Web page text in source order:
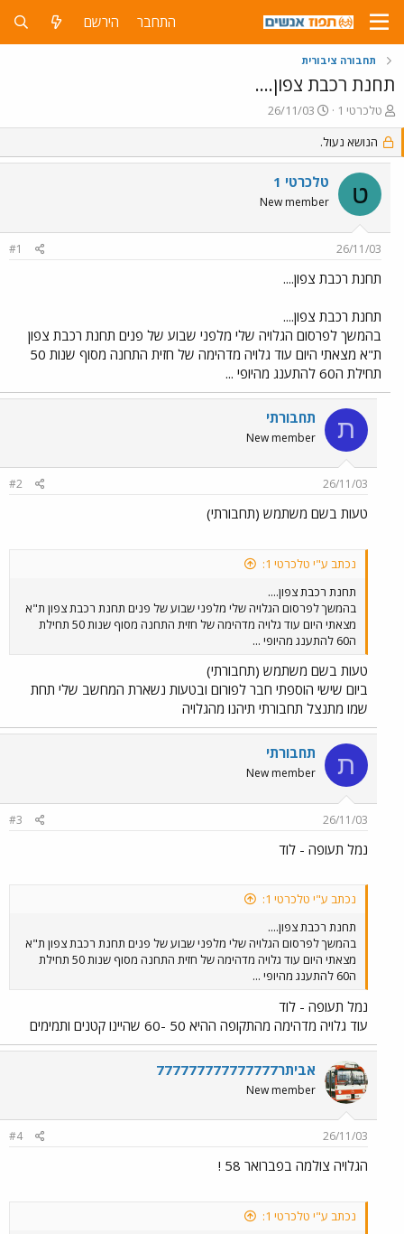
התחבר הירשם
תחבורה ציבורית
תחנת רכבת צפון....
פ
ו
ת
ח
נ
טלכרטי 1
פ
ו
ס
ם
ב
ת
ך
26/11/03
הנושא נעול.
ט טלכרטי 1
New member
26/11/03
#1
תחנת רכבת צפון....
תחנת רכבת צפון....
בהמשך לפרסום הגלויה שלי מלפני שבוע של פנים תחנת רכבת צפון
ת"א מצאתי היום עוד גלויה מדהימה של חזית התחנה מסוף שנות 50
תחילת ה60 להתענג מהיופי ...
ת תחבורתי
New member
26/11/03
#2
טעות בשם משתמש (תחבורתי)
נכתב ע"י טלכרטי 1:
תחנת רכבת צפון....
בהמשך לפרסום הגלויה שלי מלפני שבוע של פנים תחנת רכבת צפון ת"א
מצאתי היום עוד גלויה מדהימה של חזית התחנה מסוף שנות 50 תחילת
ה60 להתענג מהיופי ...
טעות בשם משתמש (תחבורתי)
ביום שישי הוספתי חבר לפורום ובטעות נשארת המחשב שלי תחת
שמו מתנצל תחבורתי תיהנו מהגלויה
ת תחבורתי
New member
26/11/03
#3
נמל תעופה - לוד
נכתב ע"י טלכרטי 1:
תחנת רכבת צפון....
בהמשך לפרסום הגלויה שלי מלפני שבוע של פנים תחנת רכבת צפון ת"א
מצאתי היום עוד גלויה מדהימה של חזית התחנה מסוף שנות 50 תחילת
ה60 להתענג מהיופי ...
נמל תעופה - לוד
עוד גלויה מדהימה מהתקופה ההיא 50 -60 שהיינו קטנים ותמימים
אביתר777777777777777
New member
26/11/03
#4
הגלויה צולמה בפברואר 58 !
נכתב ע"י טלכרטי 1: